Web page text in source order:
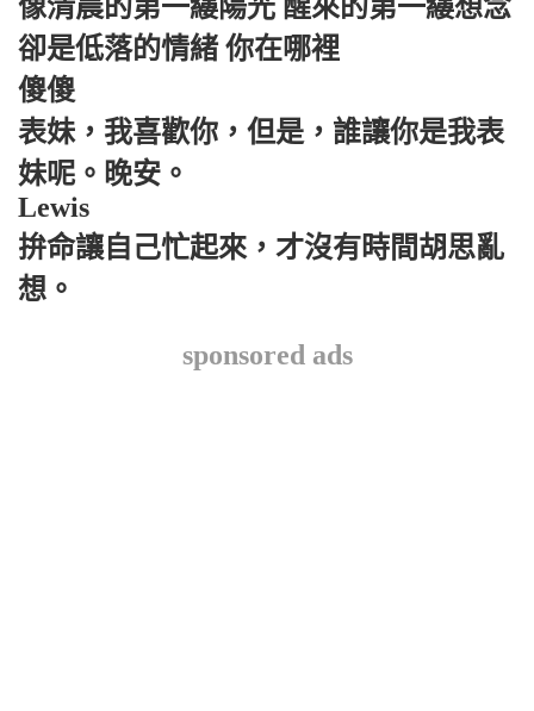
像清晨的第一縷陽光 醒來的第一縷想念
卻是低落的情緒 你在哪裡
傻傻
表妹，我喜歡你，但是，誰讓你是我表
妹呢。晚安。
Lewis
拚命讓自己忙起來，才沒有時間胡思亂
想。
sponsored ads